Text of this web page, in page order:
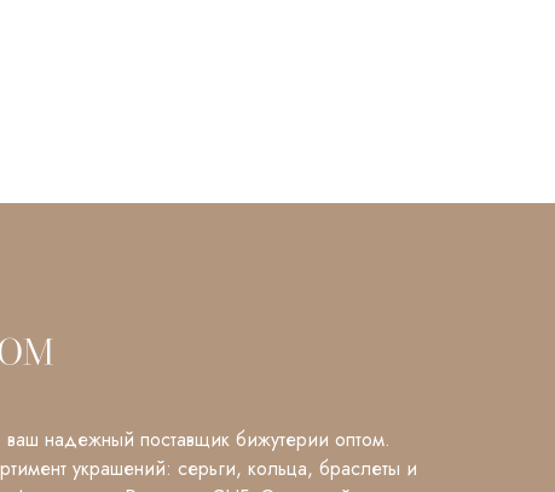
надежный поставщик бижутерии оптом.
украшений: серьги, кольца, браслеты и